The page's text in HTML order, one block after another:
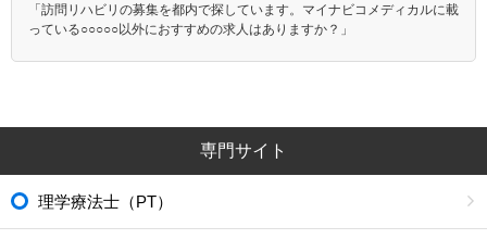
「訪問リハビリの募集を都内で探しています。マイナビコメディカルに載
っている○○○○○以外におすすめの求人はありますか？」
専門サイト
理学療法士（PT）